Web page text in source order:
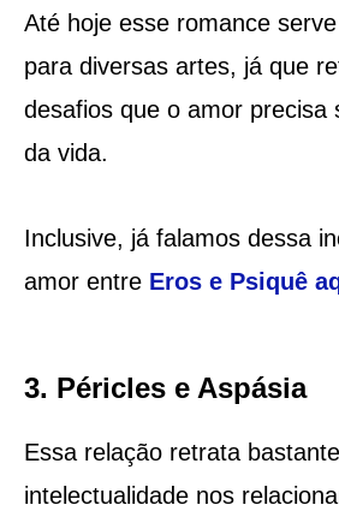
Até hoje esse romance
para diversas artes, já que
desafios que o amor precisa
da vida.
Inclusive, já falamos dessa
amor entre Eros e Psiquê
3. Péricles e Aspásia
Essa relação retrata
intelectualidade nos